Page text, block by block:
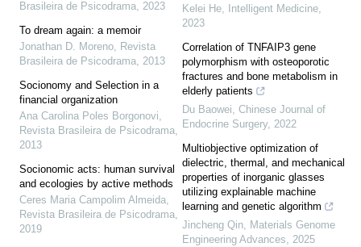
Brasileira de Psicodrama, 2023
To dream again: a memoir
Jonathan D. Moreno, Revista
Brasileira de Psicodrama, 2013
Socionomy and Selection in a
financial organization
Ana Carolina Poles Borgonovi,
Revista Brasileira de Psicodrama,
2013
Socionomic acts: human survival
and ecologies by active methods
Ceres Maria Campolim Almeida,
Revista Brasileira de Psicodrama,
2019
Kelei He, Intelligent Medicine,
2023
Correlation of TNFAIP3 gene
polymorphism with osteoporotic
fractures and bone metabolism in
elderly patients
Du Baowei, Chinese Journal of
Endocrine Surgery, 2022
Multiobjective optimization of
dielectric, thermal, and mechanical
properties of inorganic glasses
utilizing explainable machine
learning and genetic algorithm
Jincheng Qin, Materials Genome
Engineering Advances, 2025